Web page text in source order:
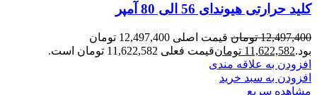
کلید حرارتی هیوندای 56 الی 80 آمپر
12,497,400 تومان
قیمت اصلی 12,497,400 تومان
بود.11,622,582 تومانقیمت فعلی 11,622,582 تومان است.
افزودن به علاقه مندی
افزودن به سبد خرید
مشاهده سریع